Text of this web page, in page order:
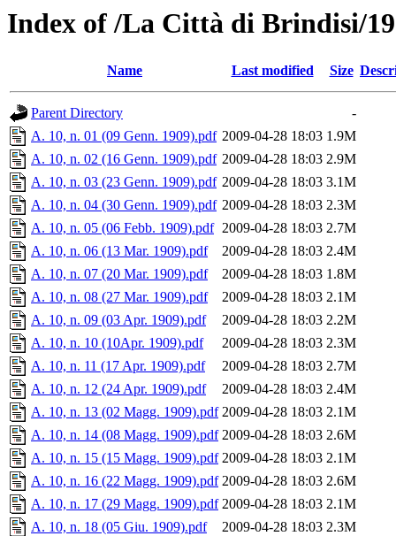
Index of /La Città di Brindisi/
Name Last modified Size
Parent Directory
-
A. 10, n. 01 (09 Genn. 1909).pdf 2009-04-28 18:03 1.9M
A. 10, n. 02 (16 Genn. 1909).pdf 2009-04-28 18:03 2.9M
A. 10, n. 03 (23 Genn. 1909).pdf 2009-04-28 18:03 3.1M
A. 10, n. 04 (30 Genn. 1909).pdf 2009-04-28 18:03 2.3M
A. 10, n. 05 (06 Febb. 1909).pdf 2009-04-28 18:03 2.7M
A. 10, n. 06 (13 Mar. 1909).pdf
2009-04-28 18:03 2.4M
A. 10, n. 07 (20 Mar. 1909).pdf
2009-04-28 18:03 1.8M
A. 10, n. 08 (27 Mar. 1909).pdf
2009-04-28 18:03 2.1M
A. 10, n. 09 (03 Apr. 1909).pdf
2009-04-28 18:03 2.2M
A. 10, n. 10 (10Apr. 1909).pdf
2009-04-28 18:03 2.3M
A. 10, n. 11 (17 Apr. 1909).pdf
2009-04-28 18:03 2.7M
A. 10, n. 12 (24 Apr. 1909).pdf
2009-04-28 18:03 2.4M
A. 10, n. 13 (02 Magg. 1909).pdf 2009-04-28 18:03 2.1M
A. 10, n. 14 (08 Magg. 1909).pdf 2009-04-28 18:03 2.6M
A. 10, n. 15 (15 Magg. 1909).pdf 2009-04-28 18:03 2.1M
A. 10, n. 16 (22 Magg. 1909).pdf 2009-04-28 18:03 2.6M
A. 10, n. 17 (29 Magg. 1909).pdf 2009-04-28 18:03 2.1M
A. 10, n. 18 (05 Giu. 1909).pdf
2009-04-28 18:03 2.3M